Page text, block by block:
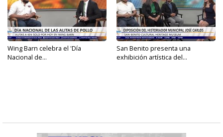
Wing Barn celebra el 'Día
Nacional de...
San Benito presenta una
exhibición artística del...